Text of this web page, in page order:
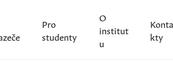
Pro
studenty
O
institut
u
Konta
kty